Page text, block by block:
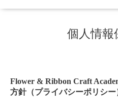
個人情報
Flower & Ribbon Craft
方針（プライバシーポリシー